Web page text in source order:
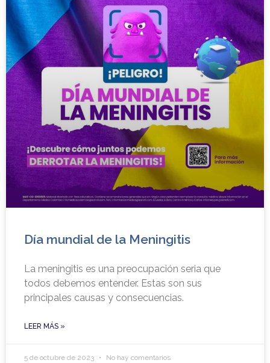
Día mundial de la Meningitis
La meningitis es una preocupación seria que
todos debemos entender. Estas son sus
principales causas y consecuencias.
LEER MÁS »
5 de octubre de 2023 No hay comentarios